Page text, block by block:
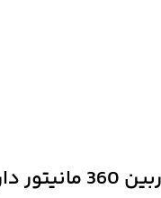
دوربین کامیون چهار